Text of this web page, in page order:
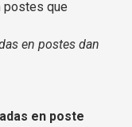
en postes dan
en poste